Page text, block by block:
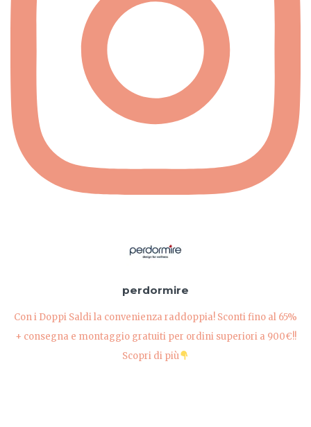
perdormire
Con i Doppi Saldi la convenienza raddoppia! Sconti fino al 65%
+ consegna e montaggio gratuiti per ordini superiori a 900€!!
Scopri di più